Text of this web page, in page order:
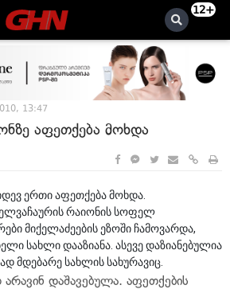
12+
13:47
აფეთქება მოხდა
ერთი აფეთქება მოხდა.
რაიონის სოფელ
მიქელაძეების ეზოში ჩამოვარდა,
სახლი დააზიანა. ასევე დაზიანებულია
მდებარე სახლის სახურავიც.
არავინ დაშავებულა. აფეთქების